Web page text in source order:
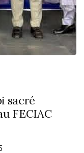
sacré
FECIAC